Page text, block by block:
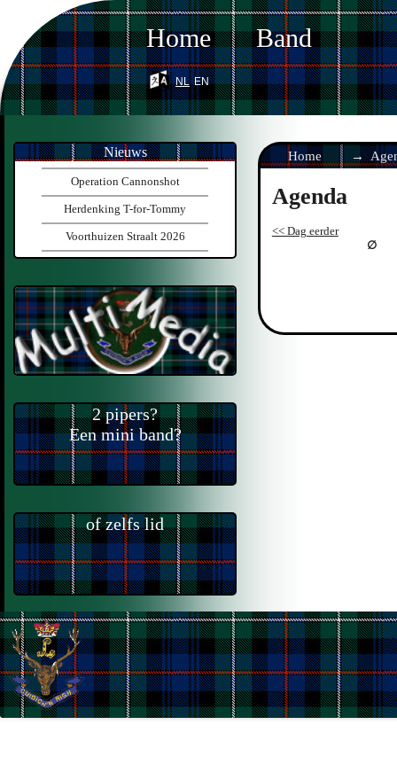
Home Band
nl en
Home
Agenda
<< Dag eerder
Nieuws
Operation Cannonshot
Herdenking T-for-Tommy
Voorthuizen Straalt 2026
2 pipers?
Een mini band?
of zelfs lid